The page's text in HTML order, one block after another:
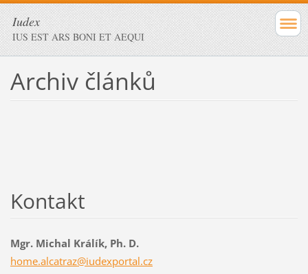
Iudex
IUS EST ARS BONI ET AEQUI
Archiv článků
Kontakt
Mgr. Michal Králík, Ph. D.
home.alcatraz@iudexportal.cz